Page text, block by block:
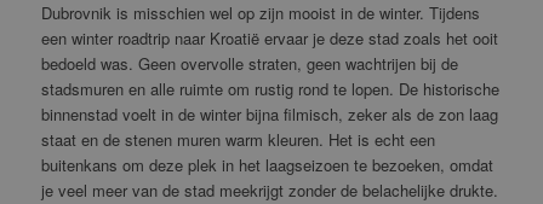
Dubrovnik is misschien wel op zijn mooist in de winter. Tijdens
een winter roadtrip naar Kroatië ervaar je deze stad zoals het ooit
bedoeld was. Geen overvolle straten, geen wachtrijen bij de
stadsmuren en alle ruimte om rustig rond te lopen. De historische
binnenstad voelt in de winter bijna filmisch, zeker als de zon laag
staat en de stenen muren warm kleuren. Het is echt een
buitenkans om deze plek in het laagseizoen te bezoeken, omdat
je veel meer van de stad meekrijgt zonder de belachelijke drukte.